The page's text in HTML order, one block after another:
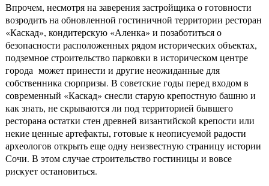
Впрочем, несмотря на заверения застройщика о готовности
возродить на обновленной гостиничной территории ресторан
«Каскад», кондитерскую «Аленка» и позаботиться о
безопасности расположенных рядом исторических объектах,
подземное строительство парковки в историческом центре
города может принести и другие неожиданные для
собственника сюрпризы. В советские годы перед входом в
современный «Каскад» снесли старую крепостную башню и
как знать, не скрываются ли под территорией бывшего
ресторана остатки стен древней византийской крепости или
некие ценные артефакты, готовые к неописуемой радости
археологов открыть еще одну неизвестную страницу истории
Сочи. В этом случае строительство гостиницы и вовсе
рискует остановиться.